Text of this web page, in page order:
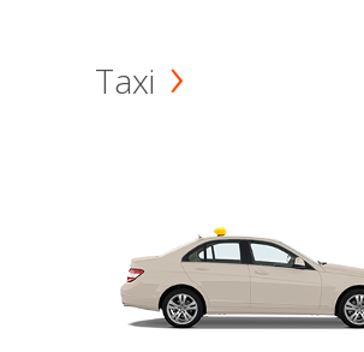
Taxi